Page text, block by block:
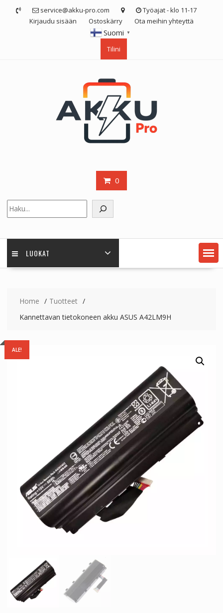
service@akku-pro.com
Työajat - klo 11-17
Kirjaudu sisään
Ostoskärry Ota meihin yhteyttä
Suomi ▼
Tilini
0
LUOKAT
Home
Tuotteet
Kannettavan tietokoneen akku ASUS A42LM9H
ALE!